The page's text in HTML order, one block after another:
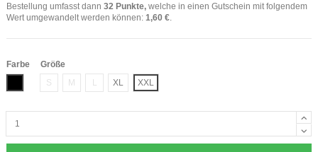
Bestellung umfasst dann 32 Punkte, welche in einen Gutschein mit folgendem
Wert umgewandelt werden können: 1,60 €
Farbe
Schwarz
Größe
S
M L XL XXL